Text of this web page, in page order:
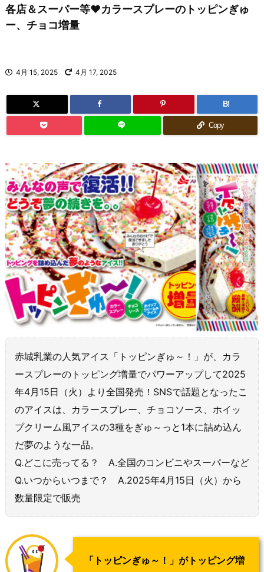
各店＆スーパー等♥カラースプレーのトッピンぎゅ
ー、チョコ増量
4月 15, 2025 4月 17, 2025
B!
Copy
赤城乳業の人気アイス「トッピンぎゅ～！」が、カラ
ースプレーのトッピング増量でパワーアップして2025
年4月15日（火）より全国発売！​SNSで話題となったこ
のアイスは、カラースプレー、チョコソース、ホイッ
プクリーム風アイスの3種をぎゅ～っと1本に詰め込ん
だ夢のような一品。
Q.どこに売ってる？ A.全国のコンビニやスーパーなど
Q.いつからいつまで？ A.2025年4月15日（火）から
数量限定で販売
「トッピンぎゅ～！」がトッピング増